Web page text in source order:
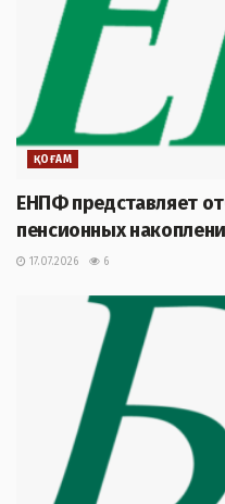
ҚОҒАМ
ЕНПФ представляет
пенсионных
17.07.2026 6